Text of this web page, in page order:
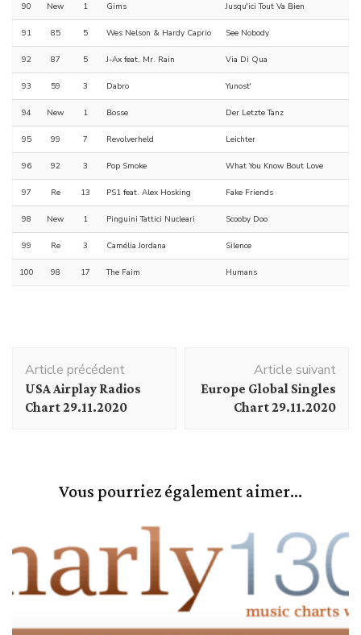
90 New 1 Gims Jusqu'ici Tout Va Bien
91 85 5 Wes Nelson & Hardy Caprio See Nobody
92 87 5 J-Ax feat. Mr. Rain Via Di Qua
93 59 3 Dabro Yunost'
94 New 1 Bosse Der Letzte Tanz
95 99 7 Revolverheld Leichter
96 92 3 Pop Smoke What You Know Bout Love
97 Re 13 PS1 feat. Alex Hosking Fake Friends
98 New 1 Pinguini Tattici Nucleari Scooby Doo
99 Re 3 Camélia Jordana Silence
100 98 17 The Faim Humans
d'article
Article précédent
USA Airplay Radios
Chart 29.11.2020
Article suivant
Europe Global Singles
Chart 29.11.2020
Vous pourriez également aimer...